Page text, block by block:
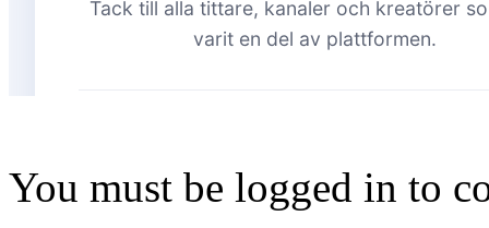
You must be logged in to